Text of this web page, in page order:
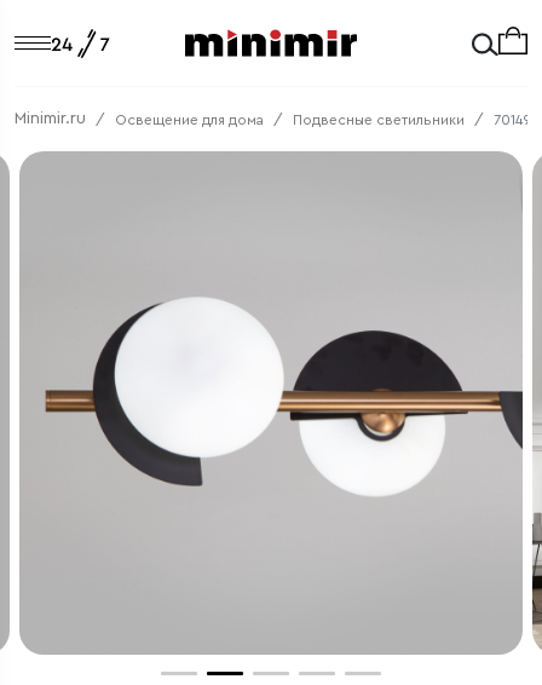
Minimir.ru Освещение для дома Подвесные светильники